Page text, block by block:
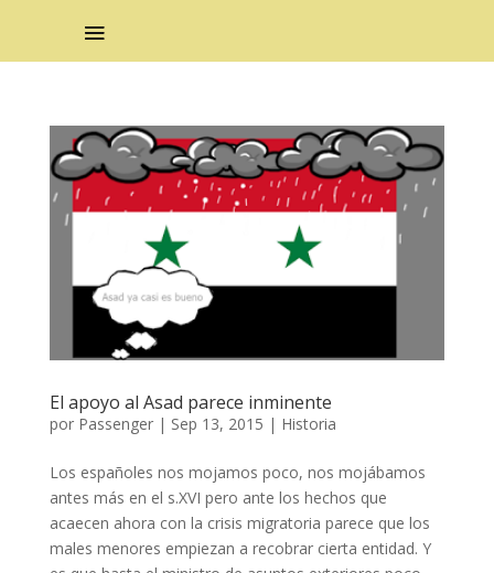
El apoyo al Asad parece inminente
por Passenger| Sep 13, 2015 | Historia
Los españoles nos mojamos poco, nos mojábamos
antes más en el s.XVI pero ante los hechos que
acaecen ahora con la crisis migratoria parece que los
males menores empiezan a recobrar cierta entidad. Y